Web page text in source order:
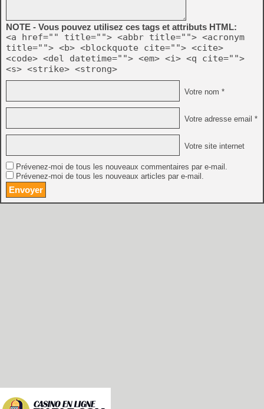
NOTE - Vous pouvez utilisez ces tags et attributs HTML:
<a href="" title=""> <abbr title=""> <acronym
title=""> <b> <blockquote cite=""> <cite>
<code> <del datetime=""> <em> <i> <q cite="">
<s> <strike> <strong>
Votre nom *
Votre adresse email *
Votre site internet
Prévenez-moi de tous les nouveaux commentaires par e-mail.
Prévenez-moi de tous les nouveaux articles par e-mail.